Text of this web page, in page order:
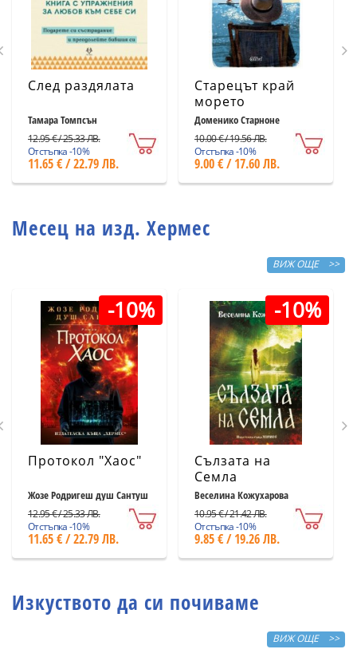
След раздялата
Тамара Томпсън
12.95 € / 25.33 ЛВ.
Отстъпка -10%
11.65 € / 22.79 ЛВ.
Старецът край
морето
Доменико Старноне
10.00 € / 19.56 ЛВ.
Отстъпка -10%
9.00 € / 17.60 ЛВ.
Месец на изд. Хермес
ВИЖ ОЩЕ >>
-10%
Протокол "Хаос"
Жозе Родригеш душ Сантуш
12.95 € / 25.33 ЛВ.
Отстъпка -10%
11.65 € / 22.79 ЛВ.
-10%
Сълзата на
Семла
Веселина Кожухарова
10.95 € / 21.42 ЛВ.
Отстъпка -10%
9.85 € / 19.26 ЛВ.
Изкуството да си почиваме
ВИЖ ОЩЕ >>